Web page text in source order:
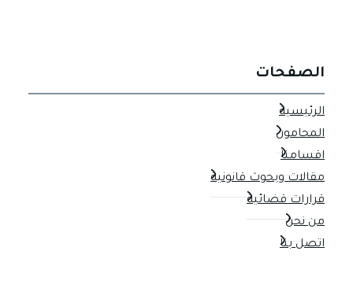
الصفحات
الرئيسية
المحامون
اقسامنا
مقالات وبحوث قانونية
قرارات قضائية
من نحن
اتصل بنا